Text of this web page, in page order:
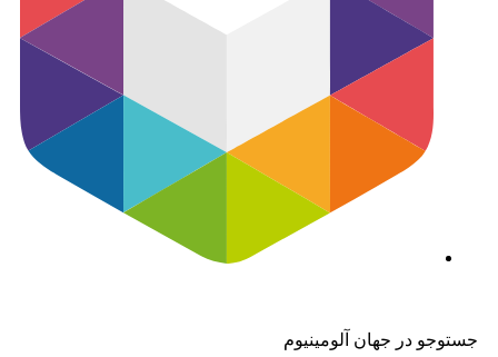
جستوجو در جهان آلومینیوم